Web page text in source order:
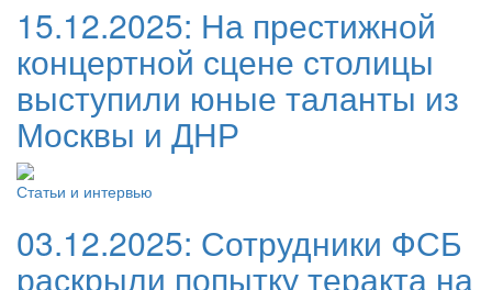
15.12.2025: На престижной
концертной сцене столицы
выступили юные таланты из
Москвы и ДНР
Статьи и интервью
03.12.2025: Сотрудники ФСБ
раскрыли попытку теракта на